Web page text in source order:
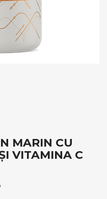
MARIN CU
VITAMINA C